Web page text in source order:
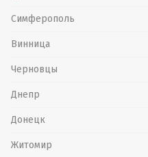
Симферополь
Винница
Черновцы
Днепр
Донецк
Житомир